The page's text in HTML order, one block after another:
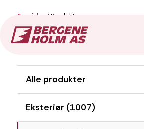
Forside Produkter
Produkter
Alle produkter
Eksteriør (1007)